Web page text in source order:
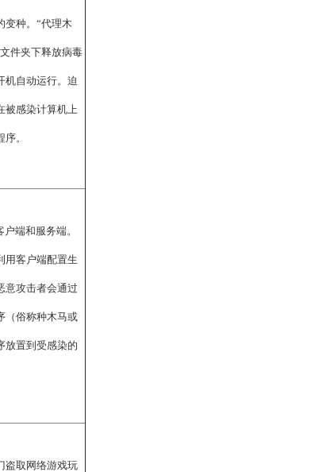
变种。“代理木
件夹下释放病毒
机自动运行。迫
被感染计算机上
。
端和服务端。
用客户端配置生
意攻击者会通过
（俗称种木马或
放置到受感染的
盗取网络游戏玩